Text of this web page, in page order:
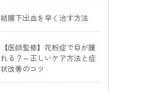
結膜下出血を早く治す方法
【医師監修】花粉症で目が腫
れる？～正しいケア方法と症
状改善のコツ